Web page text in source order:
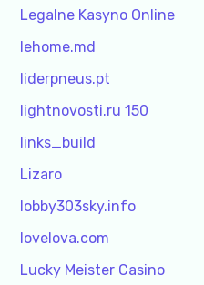
Legalne Kasyno Online
lehome.md
liderpneus.pt
lightnovosti.ru 150
links_build
Lizaro
lobby303sky.info
lovelova.com
Lucky Meister Casino